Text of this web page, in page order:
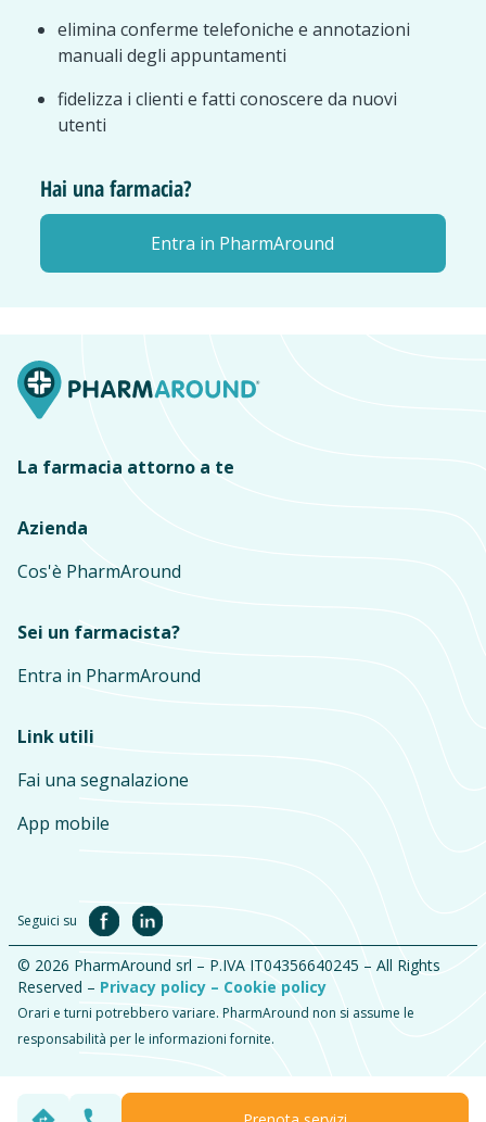
elimina conferme telefoniche e annotazioni
manuali degli appuntamenti
fidelizza i clienti e fatti conoscere da nuovi
utenti
Hai una farmacia?
Entra in PharmAround
La farmacia attorno a te
Azienda
Cos'è PharmAround
Sei un farmacista?
Entra in PharmAround
Link utili
Fai una segnalazione
App mobile
Seguici su
© 2026 PharmAround srl – P.IVA IT04356640245 – All Rights
Reserved – Privacy policy – Cookie policy
Orari e turni potrebbero variare. PharmAround non si assume le
responsabilità per le informazioni fornite.